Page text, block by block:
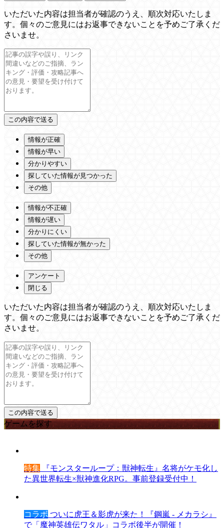
いただいた内容は担当者が確認のうえ、順次対応いたしま
す。個々のご意見にはお返事できないことを予めご了承くだ
さいませ。
情報が正確
情報が早い
分かりやすい
探していた情報が見つかった
その他
情報が不正確
情報が遅い
分かりにくい
探していた情報が無かった
その他
アンケート
閉じる
いただいた内容は担当者が確認のうえ、順次対応いたしま
す。個々のご意見にはお返事できないことを予めご了承くだ
さいませ。
ゲームを探す
特集 『モンスターループ：獣神転生』名将がケモ化し
た異世界転生×獣神進化RPG。事前登録受付中！
コラボ ついに虎王＆影虎が来た！『鋼嵐 - メカラシ』
で「魔神英雄伝ワタル」コラボ後半が開催！